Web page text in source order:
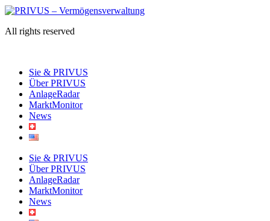
All rights reserved
Sie & PRIVUS
Über PRIVUS
AnlageRadar
MarktMonitor
News
Sie & PRIVUS
Über PRIVUS
AnlageRadar
MarktMonitor
News